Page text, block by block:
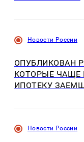
Новости России
ОПУБЛИКОВАН
КОТОРЫЕ ЧАЩЕ
ИПОТЕКУ
Новости России